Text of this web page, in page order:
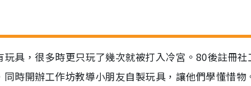
具，很多時更只玩了幾次就被打入冷宮。80後註冊
時開辦工作坊教導小朋友自製玩具，讓他們學懂惜物